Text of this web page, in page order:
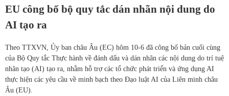
EU công bố bộ quy tắc dán nhãn nội dung do
AI tạo ra
Theo TTXVN, Ủy ban châu Âu (EC) hôm 10-6 đã công bố bản cuối cùng
của Bộ Quy tắc Thực hành về đánh dấu và dán nhãn các nội dung do trí tuệ
nhân tạo (AI) tạo ra, nhằm hỗ trợ các tổ chức phát triển và ứng dụng AI
thực hiện các yêu cầu về minh bạch theo Đạo luật AI của Liên minh châu
Âu (EU).